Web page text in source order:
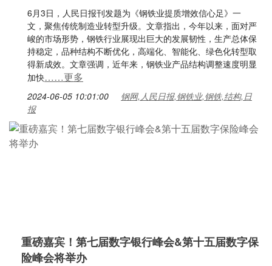
6月3日，人民日报刊发题为《钢铁业提质增效信心足》一
文，聚焦传统制造业转型升级。文章指出，今年以来，面对严
峻的市场形势，钢铁行业展现出巨大的发展韧性，生产总体保
持稳定，品种结构不断优化，高端化、智能化、绿色化转型取
得新成效。文章强调，近年来，钢铁业产品结构调整速度明显
加快……更多
2024-06-05 10:01:00
钢网,人民日报,钢铁业,钢铁,结构,日
报
重磅嘉宾！第七届数字银行峰会&第十五届数字保
险峰会将举办